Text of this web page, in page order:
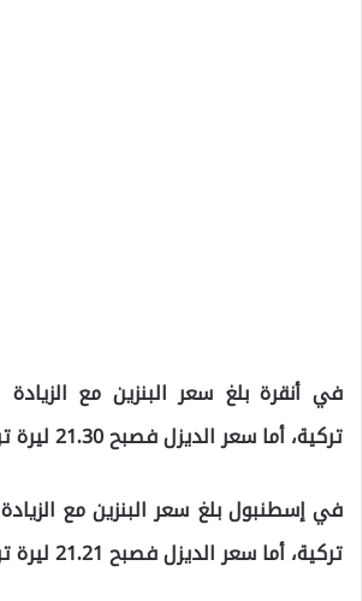
تركية، أما سعر الديزل فصبح 21.30 ليرة تركية.
تركية، أما سعر الديزل فصبح 21.21 ليرة تركية.